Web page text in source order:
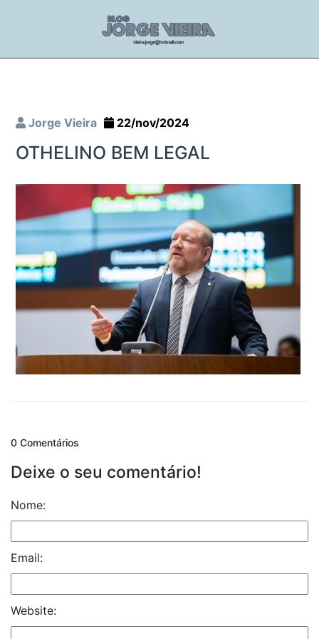
Jorge Vieira 22/nov/2024
OTHELINO BEM LEGAL
0 Comentários
Deixe o seu comentário!
Nome:
Email:
Website: